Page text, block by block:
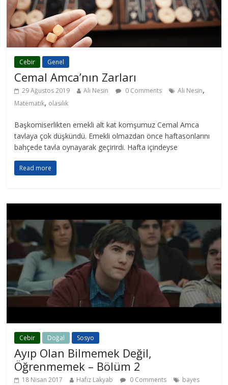
Cebir Genel
Cemal Amca’nın Zarları
29 Ağustos 2019 Ali Nesin 0 Comments Ali Nesin,
Matematik, olasılık
Başkomiserlikten emekli alt kat komşumuz Cemal Amca
tavlaya çok düşkündü. Emekli olmazdan önce haftasonlarını
bahçede tavla oynayarak geçirirdi. Hafta içindeyse
Read more
Cebir Doğal Sosyo
Ayıp Olan Bilmemek Değil,
Öğrenmemek – Bölüm 2
18 Nisan 2017 Hafız Lakyab 0 Comments
bayes